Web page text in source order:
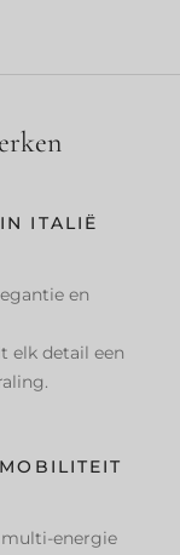
ITALIË
en
elk detail een
multi-energie